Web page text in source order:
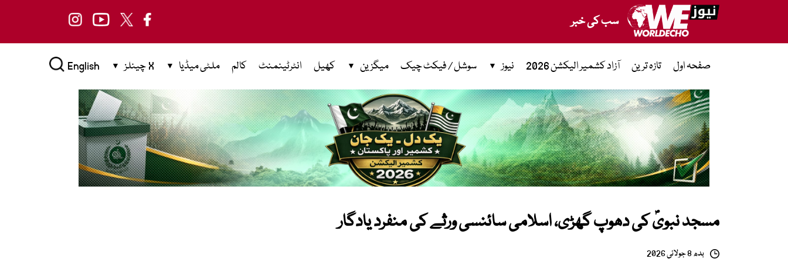
سب کی خبر
صفحہ اول تازہ ترین آزاد کشمیر الیکشن 2026 نیوز سوشل / فیکٹ چیک میگزین کھیل انٹرٹینمنٹ کالم ملٹی میڈیا X چینلز English
مسجد نبویؐ کی دھوپ گھڑی، اسلامی سائنسی ورثے کی منفرد یادگار
بدھ 8 جولائی 2026